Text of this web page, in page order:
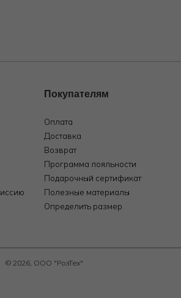
Покупателям
Оплата
Доставка
Возврат
Программа лояльности
Подарочный сертификат
Полезные материалы
Определить размер
© 2026, ООО "РозТех"